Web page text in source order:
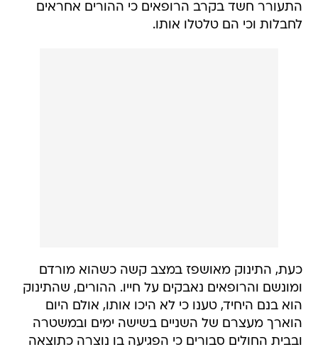
התעורר חשד בקרב הרופאים כי ההורים אחראים
לחבלות וכי הם טלטלו אותו.
כעת, התינוק מאושפז במצב קשה כשהוא מורדם
ומונשם והרופאים נאבקים על חייו. ההורים, שהתינוק
הוא בנם היחיד, טענו כי לא היכו אותו, אולם היום
הוארך מעצרם של השניים בשישה ימים ובמשטרה
ובבית החולים סבורים כי הפגיעה בו נוצרה כתוצאה